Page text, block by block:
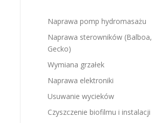
Naprawa pomp hydromasażu
Naprawa sterowników (Balboa,
Gecko)
Wymiana grzałek
Naprawa elektroniki
Usuwanie wycieków
Czyszczenie biofilmu i instalacji